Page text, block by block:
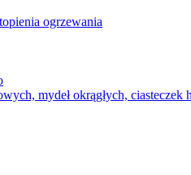
ogrzewania
mydeł okrągłych, ciasteczek